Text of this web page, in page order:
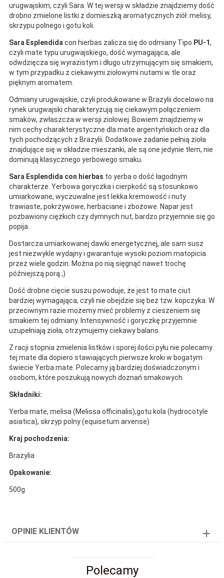
urugwajskim, czyli Sara. W tej wersji w składzie znajdziemy dość
drobno zmielone listki z domieszką aromatycznych ziół: melisy,
skrzypu polnego i gotu koli.
Sara Esplendida con hierbas zalicza się do odmiany Tipo PU-1,
czyli mate typu urugwajskiego, dość wymagająca, ale
odwdzięcza się wyrazistym i długo utrzymującym się smakiem,
w tym przypadku z ciekawymi ziołowymi nutami w tle oraz
pięknym aromatem.
Odmiany urugwajskie, czyli produkowane w Brazylii docelowo na
rynek urugwajski charakteryzują się ciekawym połączeniem
smaków, zwłaszcza w wersji ziołowej. Bowiem znajdziemy w
nim cechy charakterystyczne dla mate argentyńskich oraz dla
tych pochodzących z Brazylii. Dodatkowe zadanie pełnią zioła
znajdujące się w składzie mieszanki, ale są one jedynie tłem, nie
dominują klasycznego yerbowego smaku.
Sara Esplendida con hierbas to yerba o dość łagodnym
charakterze. Yerbowa goryczka i cierpkość są stosunkowo
umiarkowane, wyczuwalne jest lekka kremowość i nuty
trawiaste, pokrzywowe, herbaciane i zbożowe. Napar jest
pozbawiony ciężkich czy dymnych nut, bardzo przyjemnie się go
popija.
Dostarcza umiarkowanej dawki energetycznej, ale sam susz
jest niezwykle wydajny i gwarantuje wysoki poziom matopicia
przez wiele godzin. Można po nią sięgnąć nawet trochę
późniejszą porą ;)
Dość drobne cięcie suszu powoduje, że jest to mate ciut
bardziej wymagająca, czyli nie obejdzie się bez tzw. kopczyka. W
przeciwnym razie możemy mieć problemy z cieszeniem się
smakiem tej odmiany. Intensywność i goryczkę przyjemnie
uzupełniają zioła, otrzymujemy ciekawy balans.
Z racji stopnia zmielenia listków i sporej ilości pyłu nie polecamy
tej mate dla dopiero stawiających pierwsze kroki w bogatym
świecie Yerba mate. Polecamy ją bardziej doświadczonym i
osobom, które poszukują nowych doznań smakowych.
Składniki:
Yerba mate, melisa (Melissa officinalis),gotu kola (hydrocotyle
asiatica), skrzyp polny (equisetum arvense)
Kraj pochodzenia:
Brazylia
Opakowanie:
500g
OPINIE KLIENTÓW
Polecamy